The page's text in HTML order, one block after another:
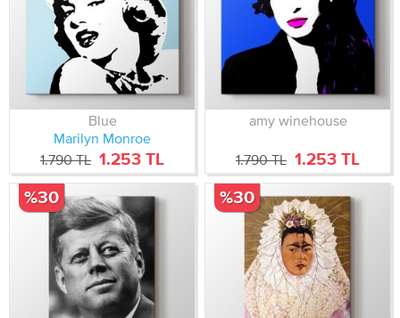
Blue
Marilyn Monroe
1.790 TL 1.253 TL
amy winehouse
1.790 TL 1.253 TL
%30 %30